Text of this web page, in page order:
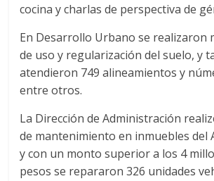
cocina y charlas de perspectiva de
En Desarrollo Urbano se realizaron
de uso y regularización del suelo, y
atendieron 749 alineamientos y
entre otros.
La Dirección de Administración
de mantenimiento en inmuebles del
y con un monto superior a los 4
pesos se repararon 326 unidades